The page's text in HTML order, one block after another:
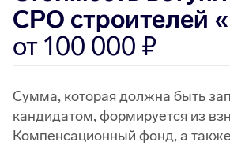
СРО строителей
от 100 000
Сумма, которая должна быть
кандидатом, формируется из
Компенсационный фонд, а